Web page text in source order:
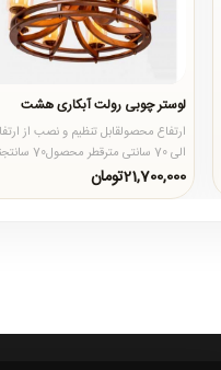
لوستر چوبی رولت آبکاری هشت
الی 70 سانتی مترقطر
محصولبدنه از چوب روس د..
21,700,000تومان